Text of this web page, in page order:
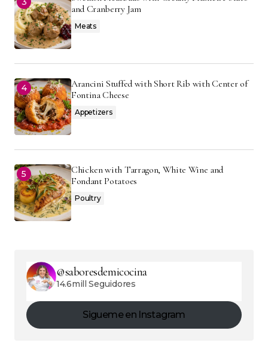
and Cranberry Jam
Meats
Arancini Stuffed with Short Rib with Center of
Fontina Cheese
Appetizers
Chicken with Tarragon, White Wine and
Fondant Potatoes
Poultry
@saboresdemicocina
14.6mill Seguidores
Sigueme en Instagram